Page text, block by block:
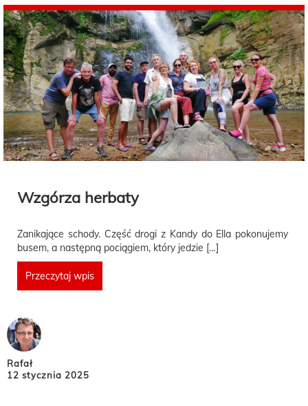
Wzgórza herbaty
Zanikające schody. Część drogi z Kandy do Ella pokonujemy
busem, a następną pociągiem, który jedzie […]
Przeczytaj wpis
Rafał
12 stycznia 2025